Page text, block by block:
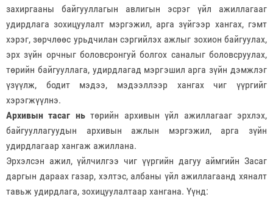
захиргааны байгууллагын авлигын эсрэг үйл ажиллагааг
удирдлага зохицуулалт мэргэжил, арга зүйгээр хангах, гэмт
хэрэг, зөрчлөөс урьдчилан сэргийлэх ажлыг зохион байгуулах,
эрх зүйн орчныг боловсронгуй болгох саналыг боловсруулах,
төрийн байгууллага, удирдлагад мэргэшил арга зүйн дэмжлэг
үзүүлж, бодит мэдээ, мэдээллээр хангах чиг үүргийг
хэрэгжүүлнэ.
Архивын тасаг ньтөрийн архивын үйл ажиллагааг эрхлэх,
байгууллагуудын архивын ажлын мэргэжил, арга зүйн
удирдлагаар хангаж ажиллана.
Эрхэлсэн ажил, үйлчилгээ чиг үүргийн дагуу аймгийн Засаг
даргын дараах газар, хэлтэс, албаны үйл ажиллагаанд хяналт
тавьж удирдлага, зохицуулалтаар хангана. Үүнд: